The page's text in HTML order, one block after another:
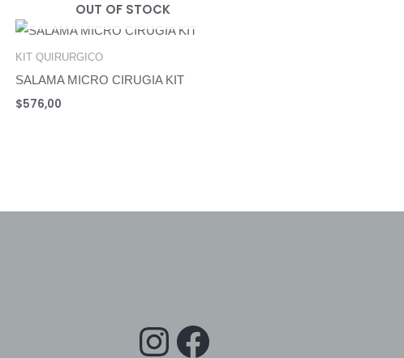
OUT OF STOCK
KIT QUIRURGICO
SALAMA MICRO CIRUGIA KIT
$576,00